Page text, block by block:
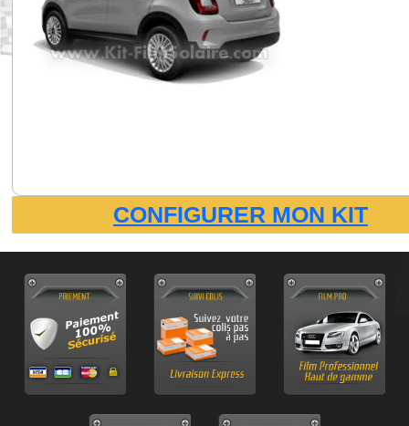
CONFIGURER MON KIT